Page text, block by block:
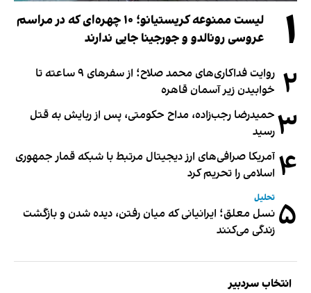
۱
لیست ممنوعه کریستیانو؛ ۱۰ چهره‌ای که در مراسم
عروسی رونالدو و جورجینا جایی ندارند
۲
روایت فداکاری‌های محمد صلاح؛ از سفرهای ۹ ساعته تا
خوابیدن زیر آسمان قاهره
۳ حمیدرضا رجب‌زاده، مداح حکومتی، پس از ربایش به قتل
رسید
۴ آمریکا صرافی‌های ارز دیجیتال مرتبط با شبکه قمار جمهوری
اسلامی را تحریم کرد
۵ تحلیل
نسل معلق؛ ایرانیانی که میان رفتن، دیده شدن و بازگشت
زندگی می‌کنند
انتخاب سردبیر